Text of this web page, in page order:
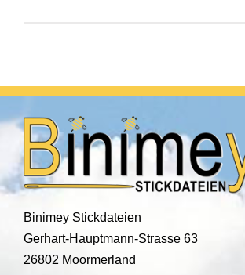
Binimey Stickdateien
Gerhart-Hauptmann-Strasse 63
26802 Moormerland